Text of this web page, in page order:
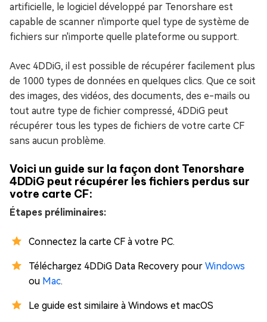
artificielle, le logiciel développé par Tenorshare est
capable de scanner n'importe quel type de système de
fichiers sur n'importe quelle plateforme ou support.
Avec 4DDiG, il est possible de récupérer facilement plus
de 1000 types de données en quelques clics. Que ce soit
des images, des vidéos, des documents, des e-mails ou
tout autre type de fichier compressé, 4DDiG peut
récupérer tous les types de fichiers de votre carte CF
sans aucun problème.
Voici un guide sur la façon dont Tenorshare
4DDiG peut récupérer les fichiers perdus sur
votre carte CF:
Étapes préliminaires:
Connectez la carte CF à votre PC.
Téléchargez 4DDiG Data Recovery pour Windows
ou Mac.
Le guide est similaire à Windows et macOS